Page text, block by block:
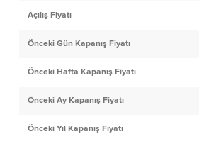
Açılış Fiyatı
Önceki Gün Kapanış Fiyatı
Önceki Hafta Kapanış Fiyatı
Önceki Ay Kapanış Fiyatı
Önceki Yıl Kapanış Fiyatı